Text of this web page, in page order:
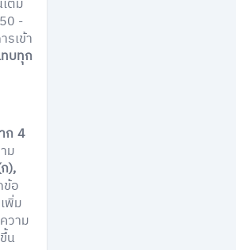
ต็ม
-
เข้า
บทุก
ก 4
ม
),
อ
พิ่ม
วาม
น